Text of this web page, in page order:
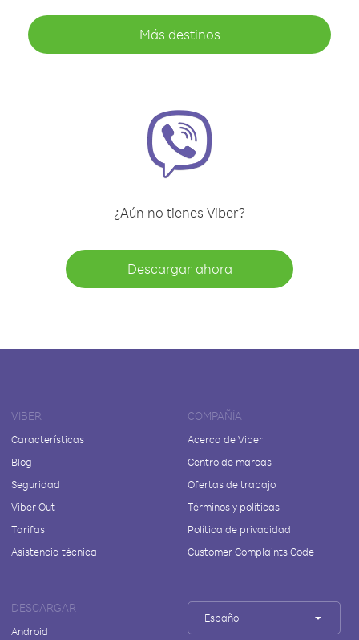
Más destinos
¿Aún no tienes Viber?
Descargar ahora
VIBER
Características
Blog
Seguridad
Viber Out
Tarifas
Asistencia técnica
COMPAÑÍA
Acerca de Viber
Centro de marcas
Ofertas de trabajo
Términos y políticas
Política de privacidad
Customer Complaints Code
DESCARGAR
Android
Español